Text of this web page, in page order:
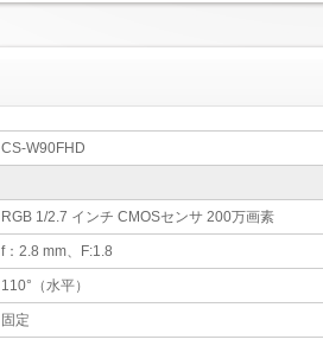
CS-W90FHD
RGB 1/2.7 インチ CMOSセンサ 200万画素
f：2.8 mm、F:1.8
110°（水平）
固定